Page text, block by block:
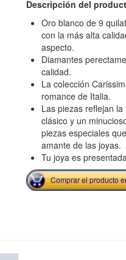
Descripción del
Oro blanco de 9
con la más alta
aspecto.
Diamantes
calidad.
La colección
romance de Italia.
Las piezas reflejan
clásico y un
piezas especiales
amante de las joyas.
Tu joya es
Comprar el producto